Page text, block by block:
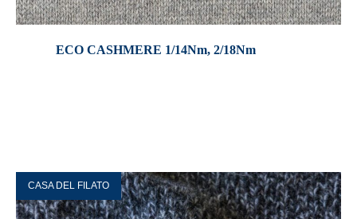
ECO CASHMERE 1/14Nm, 2/18Nm
CASA DEL FILATO